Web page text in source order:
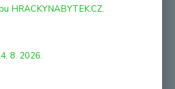
oblíbených her. 32 listů. Věk
HRACKYNABYTEK.CZ.
8. 2026.